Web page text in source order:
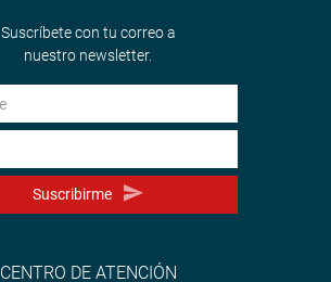
Suscríbete con tu correo a
nuestro newsletter.
Suscribirme
CENTRO DE ATENCIÓN